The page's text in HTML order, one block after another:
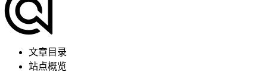
文章目录
站点概览